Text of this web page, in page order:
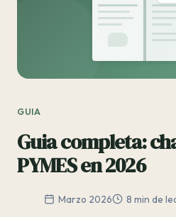
GUIA
Guia completa:
PYMES en 2026
Marzo 2026 8 min de